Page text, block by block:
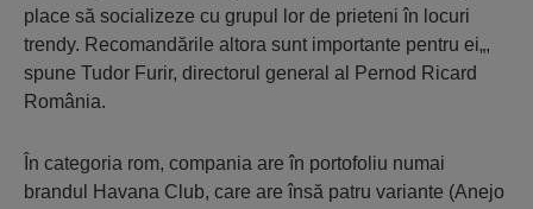
place să socializeze cu grupul lor de prieteni în locuri
trendy. Recomandările altora sunt importante pentru ei„,
spune Tudor Furir, directorul general al Pernod Ricard
România.
În categoria rom, compania are în portofoliu numai
brandul Havana Club, care are însă patru variante (Anejo